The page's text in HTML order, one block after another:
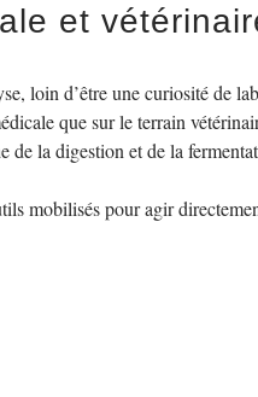
et
loin d’être une curiosité de
que sur le terrain
de la digestion et de la
mobilisés pour agir